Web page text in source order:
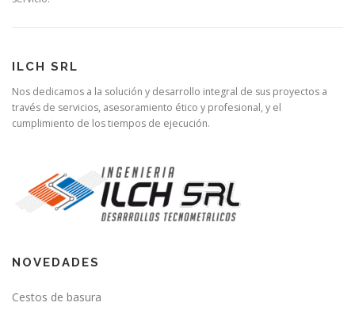
ILCH SRL
Nos dedicamos a la solución y desarrollo integral de sus proyectos a
través de servicios, asesoramiento ético y profesional, y el
cumplimiento de los tiempos de ejecución.
NOVEDADES
Cestos de basura